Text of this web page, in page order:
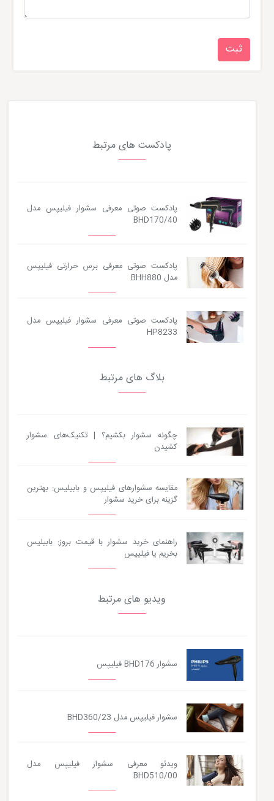
پادکست های مرتبط
پادکست صوتی معرفی سشوار فیلیپس مدل
BHD170/40
پادکست صوتی معرفی برس حرارتی فیلیپس
مدل BHH880
پادکست صوتی معرفی سشوار فیلیپس مدل
HP8233
بلاگ های مرتبط
چگونه سشوار بکشیم؟ | تکنیک‌های سشوار
کشیدن
مقایسه سشوارهای فیلیپس و بابیلیس: بهترین
گزینه برای خرید سشوار
راهنمای خرید سشوار با قیمت بروز: بابیلیس
بخریم یا فیلیپس
ویدیو های مرتبط
سشوار BHD176 فیلیپس
سشوار فیلیپس مدل BHD360/23
ویدئو معرفی سشوار فیلیپس مدل
BHD510/00